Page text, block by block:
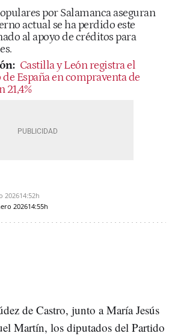
por Salamanca aseguran
actual se ha perdido este
al apoyo de créditos para
Castilla y León registra el
España en compraventa de
21,4%
202614:52h
202614:55h
de Castro, junto a María Jesús
Martín, los diputados del Partido